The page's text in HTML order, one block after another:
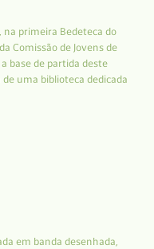
na primeira Bedeteca do
Comissão de Jovens de
base de partida deste
uma biblioteca dedicada
em banda desenhada,